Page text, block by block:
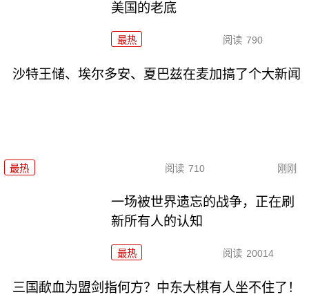
美国的老底
最热 阅读 790
沙特王储、埃尔多安、夏巴兹在麦加搞了个大新闻
最热 阅读 710 刚刚
一场被世界遗忘的战争，正在刷
新所有人的认知
最热 阅读 20014
三国歃血为盟剑指何方？中东大棋有人坐不住了！